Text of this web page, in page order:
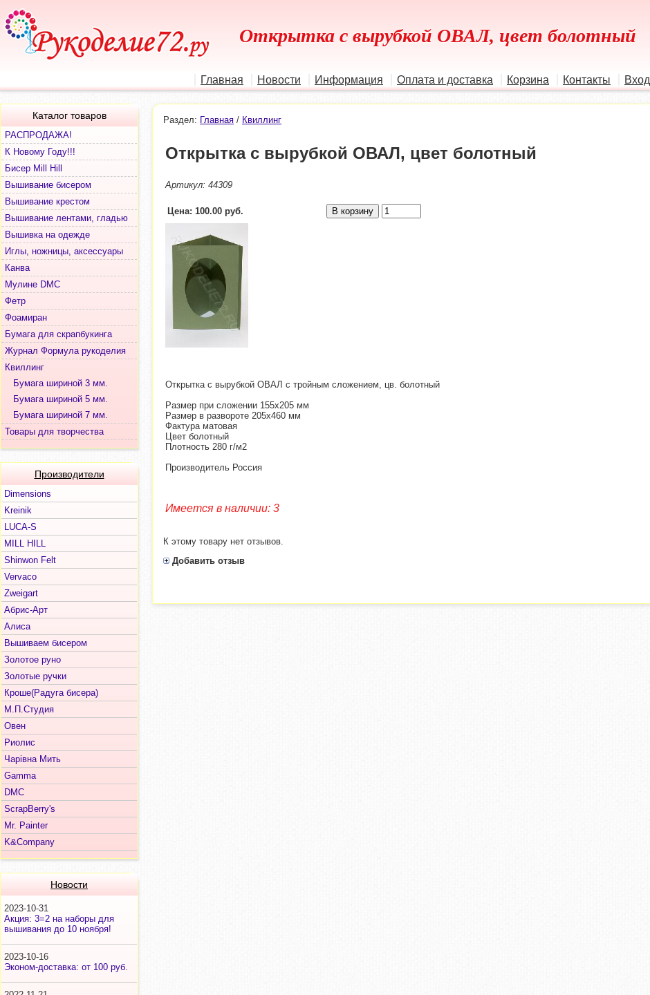
Открытка с вырубкой ОВАЛ, цвет болотный
Главная Новости Информация Оплата и доставка Корзина Контакты Вход
Каталог товаров
РАСПРОДАЖА!
К Новому Году!!!
Бисер Mill Hill
Вышивание бисером
Вышивание крестом
Вышивание лентами, гладью
Вышивка на одежде
Иглы, ножницы, аксессуары
Канва
Мулине DMC
Фетр
Фоамиран
Бумага для скрапбукинга
Журнал Формула рукоделия
Квиллинг
Бумага шириной 3 мм.
Бумага шириной 5 мм.
Бумага шириной 7 мм.
Товары для творчества
Производители
Dimensions
Kreinik
LUCA-S
MILL HILL
Shinwon Felt
Vervaco
Zweigart
Абрис-Арт
Алиса
Вышиваем бисером
Золотое руно
Золотые ручки
Кроше(Радуга бисера)
М.П.Студия
Овен
Риолис
Чарiвна Мить
Gamma
DMC
ScrapBerry's
Mr. Painter
K&Company
Новости
2023-10-31
Акция: 3=2 на наборы для
вышивания до 10 ноября!
2023-10-16
Эконом-доставка: от 100 руб.
Раздел: Главная / Квиллинг
Открытка с вырубкой ОВАЛ, цвет болотный
Артикул: 44309
Цена: 100.00 руб.
Открытка с вырубкой ОВАЛ с тройным сложением, цв. болотный
Размер при сложении 155х205 мм
Размер в развороте 205х460 мм
Фактура матовая
Цвет болотный
Плотность 280 г/м2
Производитель Россия
Имеется в наличии: 3
К этому товару нет отзывов.
Добавить отзыв